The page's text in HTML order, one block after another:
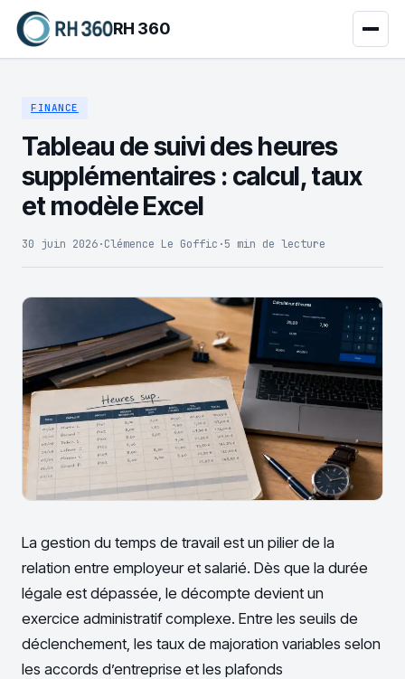
RH 360
FINANCE
Tableau de suivi des heures
supplémentaires : calcul, taux
et modèle Excel
30 juin 2026·Clémence Le Goffic ·5 min de lecture
La gestion du temps de travail est un pilier de la
relation entre employeur et salarié. Dès que la durée
légale est dépassée, le décompte devient un
exercice administratif complexe. Entre les seuils de
déclenchement, les taux de majoration variables selon
les accords d’entreprise et les plafonds